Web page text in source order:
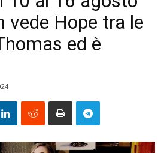
vede Hope tra le
ed è